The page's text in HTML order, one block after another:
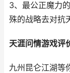
3、最公正魔力
殊的战略去对抗
天涯问情游戏评
九州昆仑江湖等